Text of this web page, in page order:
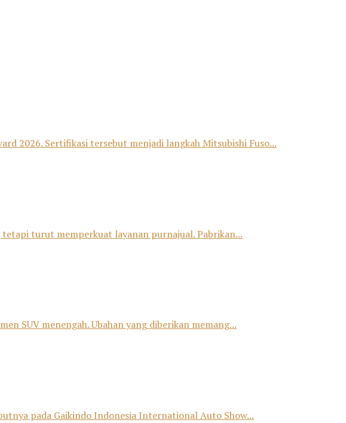
2026. Sertifikasi tersebut menjadi langkah Mitsubishi Fuso...
turut memperkuat layanan purnajual. Pabrikan...
SUV menengah. Ubahan yang diberikan memang...
pada Gaikindo Indonesia International Auto Show...